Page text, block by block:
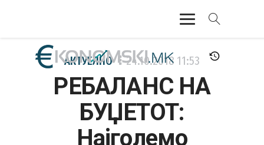
АКТУЕЛНО
ЕКОНОМИЈА
ФИНАНСИИ
АКТУЕЛНО 24.10.2018 11:53
РЕБАЛАНС НА
БУЏЕТОТ:
Најголемо